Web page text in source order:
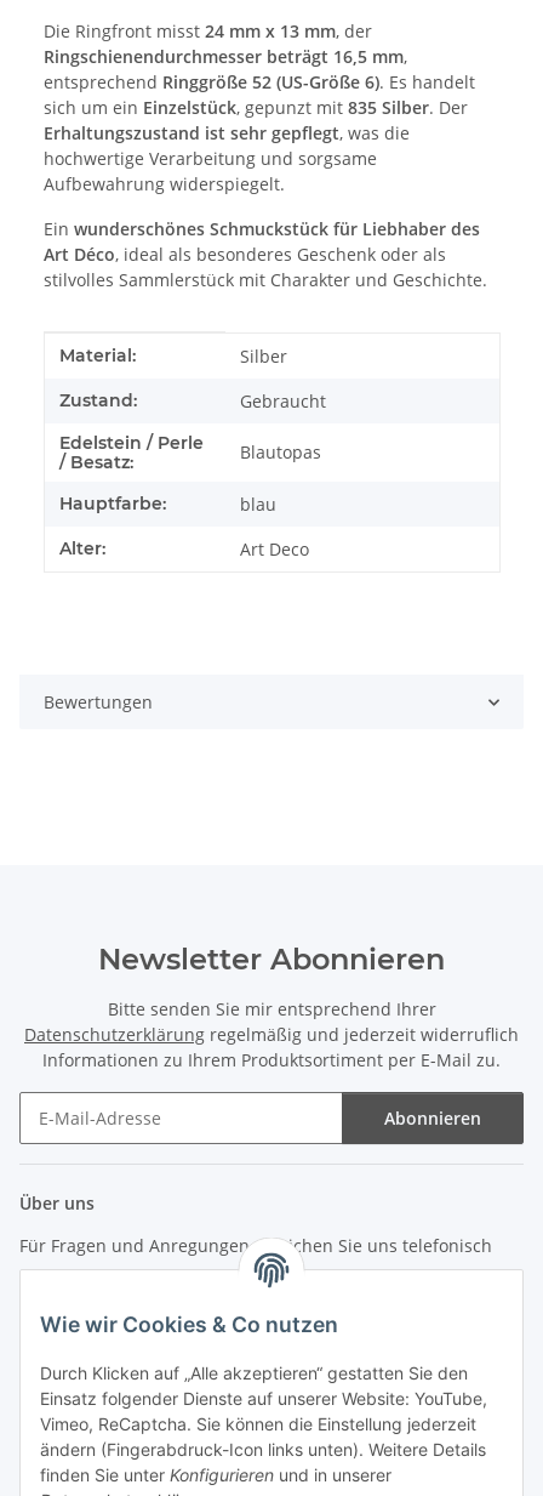
Wie wir Cookies & Co nutzen
Durch Klicken auf „Alle akzeptieren“ gestatten Sie den
Einsatz folgender Dienste auf unserer Website: YouTube,
Vimeo, ReCaptcha. Sie können die Einstellung jederzeit
ändern (Fingerabdruck-Icon links unten). Weitere Details
finden Sie unter Konfigurieren und in unserer
Die Ringfront misst 24 mm x 13 mm, der
Ringschienendurchmesser beträgt 16,5 mm,
entsprechend Ringgröße 52 (US-Größe 6). Es handelt
sich um ein Einzelstück, gepunzt mit 835 Silber. Der
Erhaltungszustand ist sehr gepflegt, was die
hochwertige Verarbeitung und sorgsame
Aufbewahrung widerspiegelt.
Ein wunderschönes Schmuckstück für Liebhaber des
Art Déco, ideal als besonderes Geschenk oder als
stilvolles Sammlerstück mit Charakter und Geschichte.
Produkteigenschaft
Wert
Material: Silber
Zustand: Gebraucht
Edelstein / Perle
/ Besatz:
Blautopas
Hauptfarbe: blau
Alter: Art Deco
Bewertungen
Newsletter Abonnieren
Bitte senden Sie mir entsprechend Ihrer
Datenschutzerklärung regelmäßig und jederzeit widerruflich
Informationen zu Ihrem Produktsortiment per E-Mail zu.
Abonnieren
Über uns
Für Fragen und Anregungen erreichen Sie uns telefonisch
info (at) zweitedel.de
Informationen
Gesetzliche Informationen